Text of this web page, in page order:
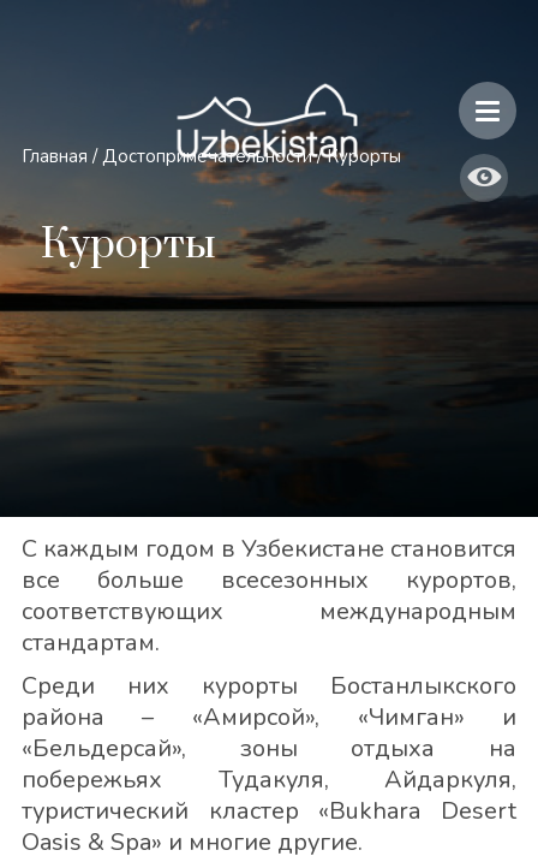
Безопасность и особенности путешествий по Узбекистану
Главная / Достопримечательности/ Курорты
Курорты
С каждым годом в Узбекистане становится
все больше всесезонных курортов,
соответствующих международным
стандартам.
Среди них курорты Бостанлыкского
района – «Амирсой», «Чимган» и
«Бельдерсай», зоны отдыха на
побережьях Тудакуля, Айдаркуля,
туристический кластер «Bukhara Desert
Oasis & Spa» и многие другие.